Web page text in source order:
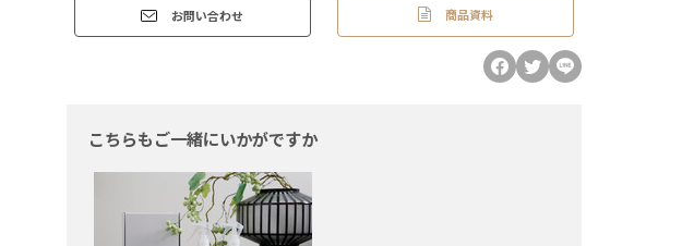
お問い合わせ 商品資料
こちらもご一緒にいかがですか